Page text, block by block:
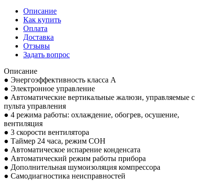
Описание
Как купить
Оплата
Доставка
Отзывы
Задать вопрос
Описание
● Энергоэффективность класса А
● Электронное управление
● Автоматические вертикальные жалюзи, управляемые с
пульта управления
● 4 режима работы: охлаждение, обогрев, осушение,
вентиляция
● 3 скорости вентилятора
● Таймер 24 часа, режим СОН
● Автоматическое испарение конденсата
● Автоматический режим работы прибора
● Дополнительная шумоизоляция компрессора
● Самодиагностика неисправностей